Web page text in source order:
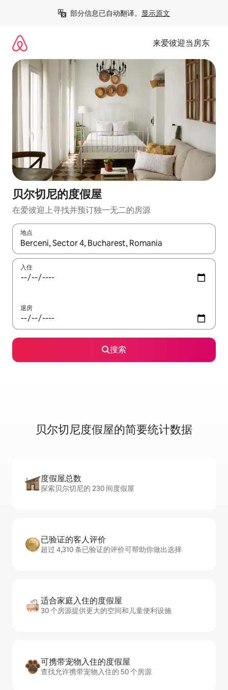
部分信息已自动翻译。 显示原文
来爱彼迎当房东
贝尔切尼的度假屋
在爱彼迎上寻找并预订独一无二的房源
地点
如有搜索结果，请使用上下方向键查看，或通过点击或滑动手势
入住
退房
搜索
贝尔切尼度假屋的简要统计数据
度假屋总数
探索贝尔切尼的 230 间度假屋
已验证的客人评价
超过 4,310 条已验证的评价可帮助你做出选择
适合家庭入住的度假屋
30 个房源提供更大的空间和儿童便利设施
可携带宠物入住的度假屋
查找允许携带宠物入住的 50 个房源